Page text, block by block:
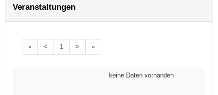
Veranstaltungen
« < 1 > »
keine Daten vorhanden